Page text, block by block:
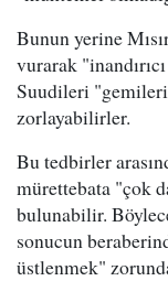
Bunun yerine
vurarak
Suudileri
zorlayabilirler.
Bu tedbirler
mürettebata "çok
bulunabilir.
sonucun
üstlenmek"